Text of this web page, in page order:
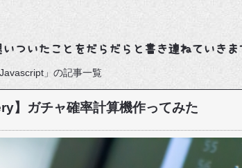
ついたことをだらだらと書き連ねていきま
」の記事一覧
】ガチャ確率計算機作ってみた